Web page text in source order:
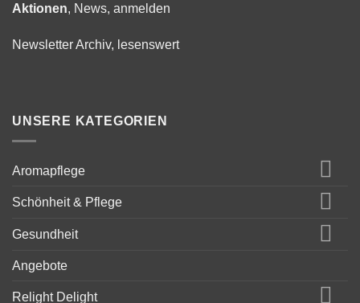
Aktionen, News, anmelden
Newsletter Archiv, lesenswert
UNSERE KATEGORIEN
Aromapflege
Schönheit & Pflege
Gesundheit
Angebote
Relight Delight